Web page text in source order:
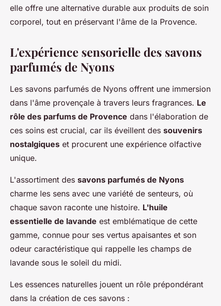
elle offre une alternative durable aux produits de soin
corporel, tout en préservant l'âme de la Provence.
L'expérience sensorielle des savons
parfumés de Nyons
Les savons parfumés de Nyons offrent une immersion
dans l'âme provençale à travers leurs fragrances. Le
rôle des parfums de Provence dans l'élaboration de
ces soins est crucial, car ils éveillent des souvenirs
nostalgiques et procurent une expérience olfactive
unique.
L'assortiment des savons parfumés de Nyons
charme les sens avec une variété de senteurs, où
chaque savon raconte une histoire. L'huile
essentielle de lavande est emblématique de cette
gamme, connue pour ses vertus apaisantes et son
odeur caractéristique qui rappelle les champs de
lavande sous le soleil du midi.
Les essences naturelles jouent un rôle prépondérant
dans la création de ces savons :